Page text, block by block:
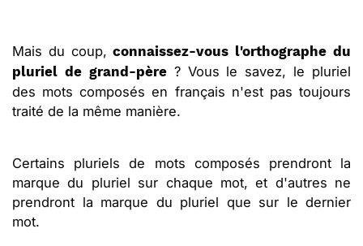
Mais du coup,connaissez-vous l'orthographe du
pluriel de grand-père? Vous le savez, le pluriel
des mots composés en français n'est pas toujours
traité de la même manière.
Certains pluriels de mots composés prendront la
marque du pluriel sur chaque mot, et d'autres ne
prendront la marque du pluriel que sur le dernier
mot.